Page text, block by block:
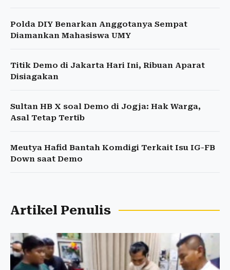
Polda DIY Benarkan Anggotanya Sempat
Diamankan Mahasiswa UMY
Titik Demo di Jakarta Hari Ini, Ribuan Aparat
Disiagakan
Sultan HB X soal Demo di Jogja: Hak Warga,
Asal Tetap Tertib
Meutya Hafid Bantah Komdigi Terkait Isu IG-FB
Down saat Demo
Artikel Penulis